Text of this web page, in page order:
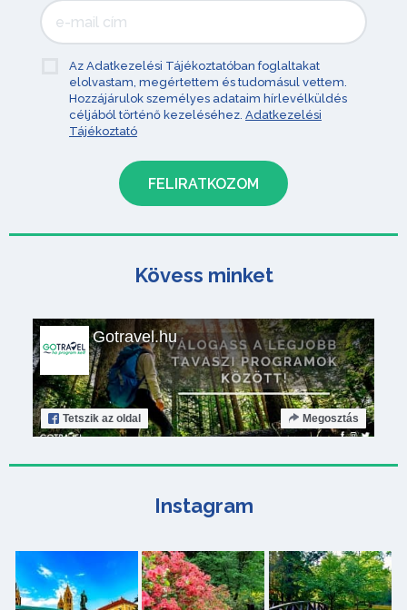
Az Adatkezelési Tájékoztatóban foglaltakat
elolvastam, megértettem és tudomásul vettem.
Hozzájárulok személyes adataim hírlevélküldés
céljából történő kezeléséhez. Adatkezelési
Tájékoztató
Kövess minket
Gotravel.hu
Tetszik az oldal Megosztás
Instagram